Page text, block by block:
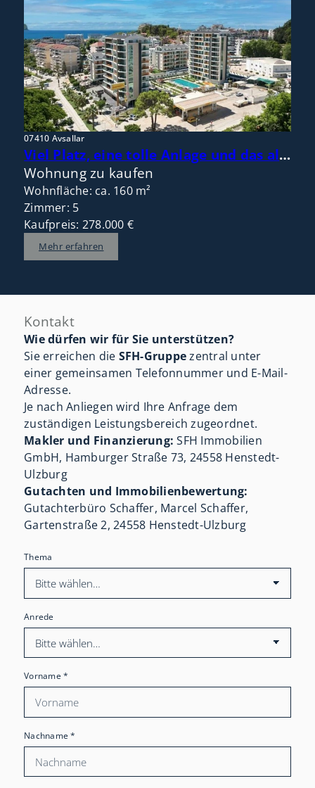
07410 Avsallar
Viel Platz, eine tolle Anlage und das alles zentral im Ort und nah am Meer!
Wohnung zu kaufen
Wohnfläche: ca. 160 m²
Zimmer: 5
Kaufpreis: 278.000 €
Mehr erfahren
Kontakt
Wie dürfen wir für Sie unterstützen?
Sie erreichen die SFH-Gruppezentral unter
einer gemeinsamen Telefonnummer und E-Mail-
Adresse.
Je nach Anliegen wird Ihre Anfrage dem
zuständigen Leistungsbereich zugeordnet.
Makler und Finanzierung: SFH Immobilien
GmbH, Hamburger Straße 73, 24558 Henstedt-
Ulzburg
Gutachten und Immobilienbewertung:
Gutachterbüro Schaffer, Marcel Schaffer,
Gartenstraße 2, 24558 Henstedt-Ulzburg
Thema
Anrede
Vorname*
Nachname*